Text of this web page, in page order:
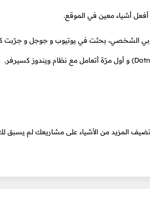
أشياء معين في الموقع.
الشخصي، بحثت في يوتيوب و جوجل و جرّبت
المزيد من الأشياء على مشاريعك لم يسبق